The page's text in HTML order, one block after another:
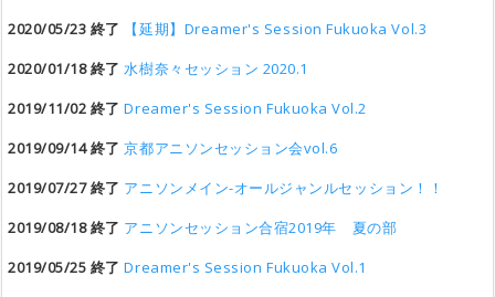
2020/05/23 終了
【延期】Dreamer's Session Fukuoka Vol.3
2020/01/18 終了 水樹奈々セッション 2020.1
2019/11/02 終了 Dreamer's Session Fukuoka Vol.2
2019/09/14 終了 京都アニソンセッション会vol.6
2019/07/27 終了 アニソンメイン-オールジャンルセッション！！
2019/08/18 終了 アニソンセッション合宿2019年 夏の部
2019/05/25 終了 Dreamer's Session Fukuoka Vol.1